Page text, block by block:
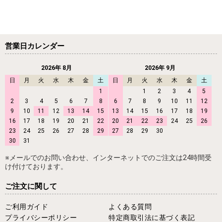
営業日カレンダー
2026年 8月
日
月 火 水 木 金
土
1
2
3 4 5 6 7
8
9
10 11 12 13 14
15
16
17 18 19 20 21
22
23
24 25 26 27 28
29
30
31
2026年 9月
日
月 火 水 木 金
土
1
2 3 4
5
6
7 8 9 10 11
12
13
14 15 16 17 18
19
20
21 22 23 24 25
26
27
28 29 30
※メールでのお問い合わせ、インターネットでのご注文は24時間受
け付けております。
ご注文に関して
ご利用ガイド
よくある質問
プライバシーポリシー
特定商取引法に基づく表記